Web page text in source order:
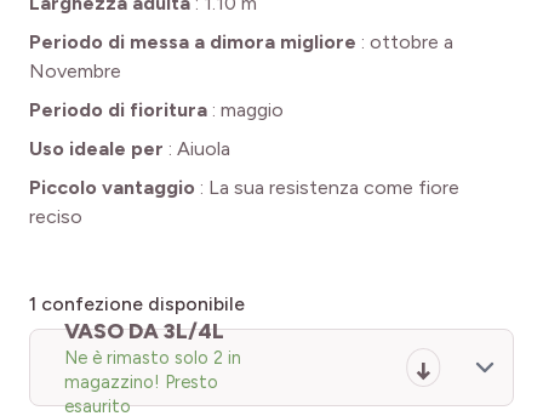
Periodo di messa a dimora migliore : ottobre a
Novembre
Periodo di fioritura : maggio
Uso ideale per : Aiuola
Piccolo vantaggio : La sua resistenza come fiore
reciso
1 confezione disponibile
VASO DA 3L/4L
Ne è rimasto solo 2 in
magazzino! Presto
esaurito